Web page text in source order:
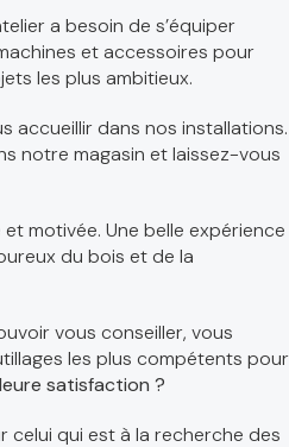
a besoin de s’équiper
et accessoires pour
les plus ambitieux.
accueillir dans nos installations.
notre magasin et laissez-vous
motivée. Une belle expérience
du bois et de la
vous conseiller, vous
les plus compétents pour
satisfaction ?
celui qui est à la recherche des